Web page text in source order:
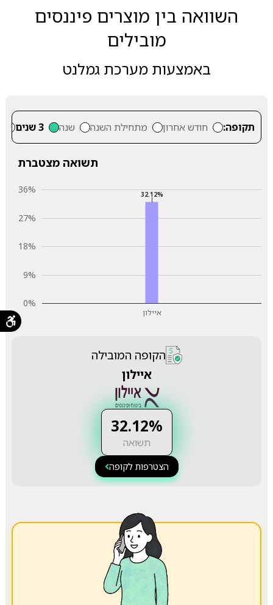
השוואה בין מוצרים פיננסים
מובילים
באמצעות מערכת גמלנט
תקופה: חודש אחרון מתחילת השנה שנה 3 שנים
תשואה מצטברת
איילון
0%
9%
18%
27%
36% 32.12%
הקופה המובילה
איילון
32.12%
תשואה
הצטרפות לקופה